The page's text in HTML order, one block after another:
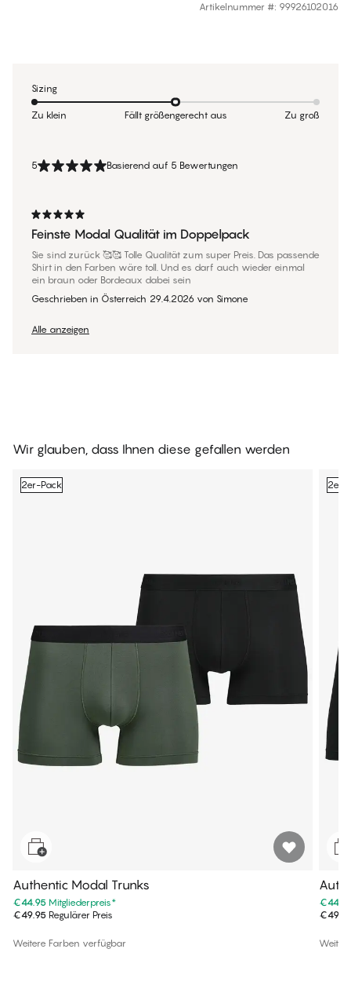
Artikelnummer #: 99926102016
5 Basierend auf 5 Bewertungen
Feinste Modal Qualität im Doppelpack
Sie sind zurück 🥰🥰 Tolle Qualität zum super Preis. Das passende
Shirt in den Farben wäre toll. Und es darf auch wieder einmal
ein braun oder Bordeaux dabei sein
Geschrieben in Österreich 29.4.2026 von Simone
Alle anzeigen
Sizing
Zu klein Fällt größengerecht aus Zu groß
Wir glauben, dass Ihnen diese gefallen werden
2er-Pack
Authentic Modal Trunks
€44.95 Mitgliederpreis*
€49.95 Regulärer Preis
Weitere Farben verfügbar
2er-